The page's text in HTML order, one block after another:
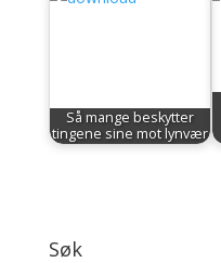
Så mange beskytter
tingene sine mot lynvær
Søk